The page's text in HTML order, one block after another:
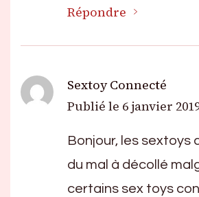
Répondre
Sextoy Connecté
Publié le 6 janvier
Bonjour, les sextoys
du mal à décollé
certains sex toys